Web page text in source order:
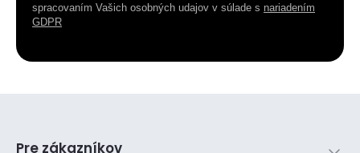
spracovaním Vašich osobných udajov v súlade s nariadením
GDPR
Pre zákazníkov